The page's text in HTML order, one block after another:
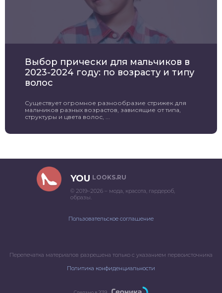
Выбор прически для мальчиков в
2023-2024 году: по возрасту и типу
волос
Существует огромное разнообразие стрижек для
мальчиков разных возрастов, зависящие от типа,
структуры и цвета волос, ...
YOU LOOKS.RU
© 2019–2026 – мода, красота, гардероб,
образы.
Пользовательское соглашение
Перепечатка материалов разрешена только с указанием первоисточника
Политика конфиденциальности